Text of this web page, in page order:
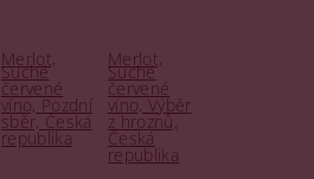
Merlot,
Suché
červené
víno, Pozdní
sběr, Česká
republika
Merlot,
Suché
červené
víno, Výběr
z hroznů,
Česká
republika